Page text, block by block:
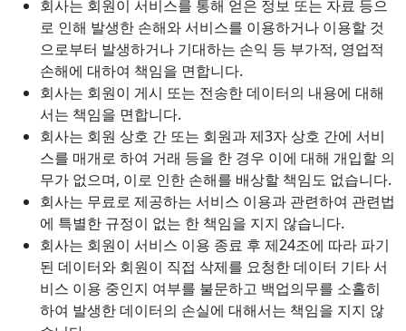
회사는 회원이 서비스를 통해 얻은 정보 또는 자료 등으
로 인해 발생한 손해와 서비스를 이용하거나 이용할 것
으로부터 발생하거나 기대하는 손익 등 부가적, 영업적
손해에 대하여 책임을 면합니다.
회사는 회원이 게시 또는 전송한 데이터의 내용에 대해
서는 책임을 면합니다.
회사는 회원 상호 간 또는 회원과 제3자 상호 간에 서비
스를 매개로 하여 거래 등을 한 경우 이에 대해 개입할 의
무가 없으며, 이로 인한 손해를 배상할 책임도 없습니다.
회사는 무료로 제공하는 서비스 이용과 관련하여 관련법
에 특별한 규정이 없는 한 책임을 지지 않습니다.
회사는 회원이 서비스 이용 종료 후 제24조에 따라 파기
된 데이터와 회원이 직접 삭제를 요청한 데이터 기타 서
비스 이용 중인지 여부를 불문하고 백업의무를 소홀히
하여 발생한 데이터의 손실에 대해서는 책임을 지지 않